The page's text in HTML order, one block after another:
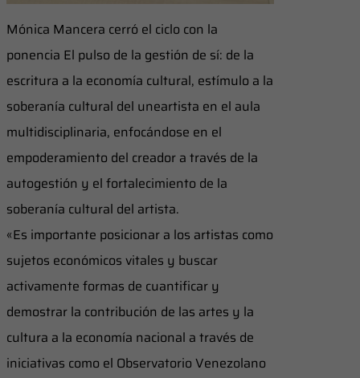
Mónica Mancera cerró el ciclo con la
ponencia El pulso de la gestión de sí: de la
escritura a la economía cultural, estímulo a la
soberanía cultural del uneartista en el aula
multidisciplinaria, enfocándose en el
empoderamiento del creador a través de la
autogestión y el fortalecimiento de la
soberanía cultural del artista.
«Es importante posicionar a los artistas como
sujetos económicos vitales y buscar
activamente formas de cuantificar y
demostrar la contribución de las artes y la
cultura a la economía nacional a través de
iniciativas como el Observatorio Venezolano